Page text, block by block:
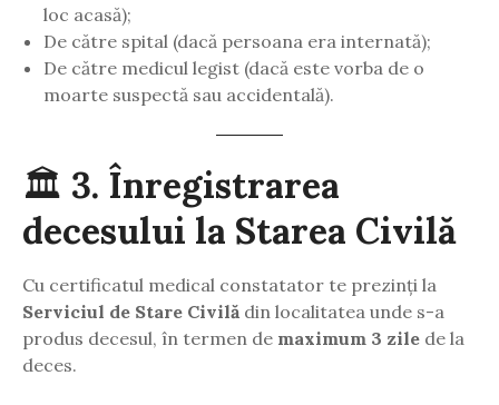
loc acasă);
De către spital (dacă persoana era internată);
De către medicul legist (dacă este vorba de o
moarte suspectă sau accidentală).
🏛️ 3. Înregistrarea
decesului la Starea Civilă
Cu certificatul medical constatator te prezinți la
Serviciul de Stare Civilă din localitatea unde s-a
produs decesul, în termen de maximum 3 zile de la
deces.